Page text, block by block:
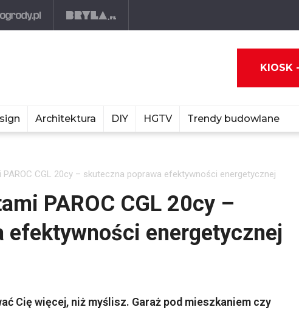
KIOSK
Architektura DIY HGTV Trendy budowlane
PAROC CGL 20cy – skuteczna poprawa efektywności energetycznej
PAROC CGL 20cy –
efektywności energetycznej
Cię więcej, niż myślisz. Garaż pod mieszkaniem czy